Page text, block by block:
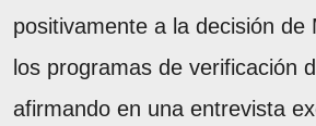
positivamente a la decisión de
los programas de verificación
afirmando en una entrevista